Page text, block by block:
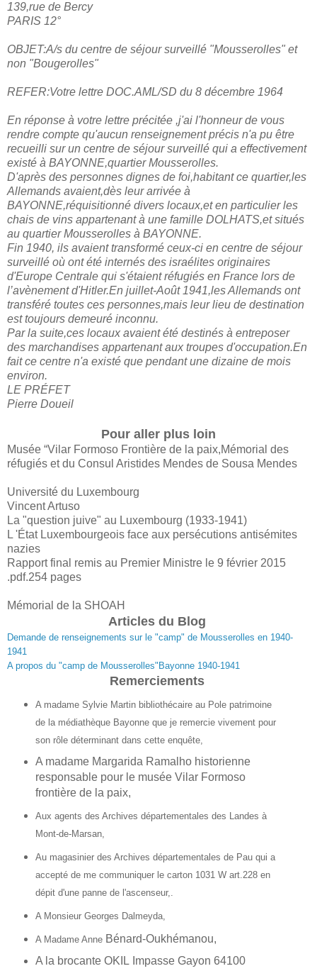
139,rue de Bercy
PARIS 12°
OBJET:A/s du centre de séjour surveillé "Mousserolles" et
non "Bougerolles"
REFER:Votre lettre DOC.AML/SD du 8 décembre 1964
En réponse à votre lettre précitée ,j'ai l'honneur de vous
rendre compte qu'aucun renseignement précis n'a pu être
recueilli sur un centre de séjour surveillé qui a effectivement
existé à BAYONNE,quartier Mousserolles.
D'après des personnes dignes de foi,habitant ce quartier,les
Allemands avaient,dès leur arrivée à
BAYONNE,réquisitionné divers locaux,et en particulier les
chais de vins appartenant à une famille DOLHATS,et situés
au quartier Mousserolles à BAYONNE.
Fin 1940, ils avaient transformé ceux-ci en centre de séjour
surveillé où ont été internés des israélites originaires
d'Europe Centrale qui s'étaient réfugiés en France lors de
l’avènement d'Hitler.En juillet-Août 1941,les Allemands ont
transféré toutes ces personnes,mais leur lieu de destination
est toujours demeuré inconnu.
Par la suite,ces locaux avaient été destinés à entreposer
des marchandises appartenant aux troupes d'occupation.En
fait ce centre n'a existé que pendant une dizaine de mois
environ.
LE PRÉFET
Pierre Doueil
Pour aller plus loin
Musée “Vilar Formoso Frontière de la paix,Mémorial des
réfugiés et du Consul Aristides Mendes de Sousa Mendes
Université du Luxembourg
Vincent Artuso
La "question juive" au Luxembourg (1933-1941)
L 'État Luxembourgeois face aux persécutions antisémites
nazies
Rapport final remis au Premier Ministre le 9 février 2015
.pdf.254 pages
Mémorial de la SHOAH
Articles du Blog
Demande de renseignements sur le "camp" de Mousserolles en 1940-
1941
A propos du "camp de Mousserolles"Bayonne 1940-1941
Remerciements
A madame Sylvie Martin bibliothécaire au Pole patrimoine
de la médiathèque Bayonne que je remercie vivement pour
son rôledéterminant dans cette enquête,
A madame Margarida Ramalho historienne
responsable pour le musée Vilar Formoso
frontière de la paix,
Aux agents des Archives départementales des Landes à
Mont-de-Marsan,
Au magasinier des Archives départementales de Pau qui a
accepté de me communiquer le carton 1031 W art.228 en
dépit d'une panne de l'ascenseur,.
A Monsieur Georges Dalmeyda,
A Madame Anne Bénard-Oukhémanou,
A la brocante OKIL Impasse Gayon 64100